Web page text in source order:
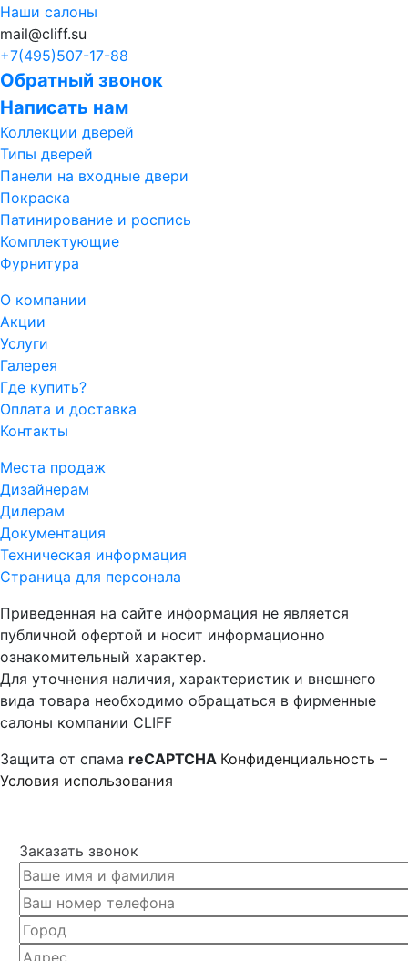
Наши салоны
mail@cliff.su
+7(495)507-17-88
Обратный звонок
Написать нам
Коллекции дверей
Типы дверей
Панели на входные двери
Покраска
Патинирование и роспись
Комплектующие
Фурнитура
О компании
Акции
Услуги
Галерея
Где купить?
Оплата и доставка
Контакты
Места продаж
Дизайнерам
Дилерам
Документация
Техническая информация
Страница для персонала
Приведенная на сайте информация не является
публичной офертой и носит информационно
ознакомительный характер.
Для уточнения наличия, характеристик и внешнего
вида товара необходимо обращаться в фирменные
салоны компании CLIFF
Защита от спама reCAPTCHA Конфиденциальность –
Условия использования
Заказать звонок